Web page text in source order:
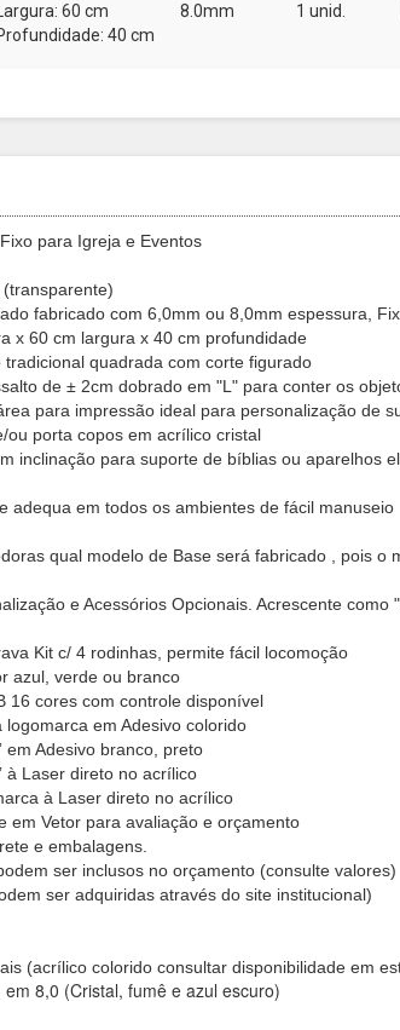
Largura: 60 cm
40 cm
8.0mm 1 unid.
para Igreja e Eventos
fabricado com 6,0mm ou 8,0mm espessura,
x 60 cm largura x 40 cm profundidade
quadrada com corte figurado
de ± 2cm dobrado em "L" para conter os
para impressão ideal para personalização de
ou porta copos em acrílico cristal
inclinação para suporte de bíblias ou aparelhos
adequa em todos os ambientes de fácil manuseio
qual modelo de Base será fabricado , pois o
e Acessórios Opcionais. Acrescente como
Kit c/ 4 rodinhas, permite fácil locomoção
azul, verde ou branco
16 cores com controle disponível
em Adesivo colorido
em Adesivo branco, preto
à Laser direto no acrílico
à Laser direto no acrílico
em Vetor para avaliação e orçamento
e embalagens.
ser inclusos no orçamento (consulte valores)
ser adquiridas através do site institucional)
(acrílico colorido consultar disponibilidade em
em 8,0 (Cristal, fumê e azul escuro)